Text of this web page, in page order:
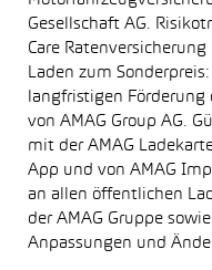
Gesellschaft AG.
Care
Laden zum
langfristigen
von AMAG Group AG.
mit der AMAG
App und von AMAG
an allen öffentlichen
der AMAG Gruppe
Anpassungen und